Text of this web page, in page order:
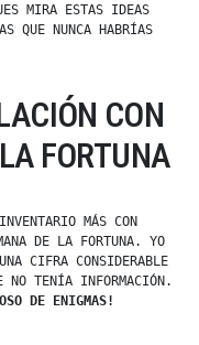
MIRA ESTAS IDEAS
QUE NUNCA HABRÍAS
CON
FORTUNA
MÁS CON
DE LA FORTUNA. YO
CIFRA CONSIDERABLE
NO TENÍA INFORMACIÓN.
DE ENIGMAS!